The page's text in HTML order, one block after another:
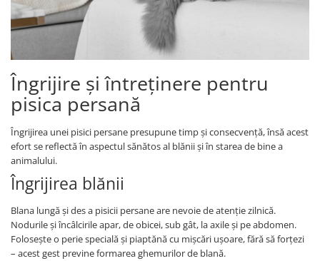
Îngrijire și întreținere pentru
pisica persană
Îngrijirea unei pisici persane presupune timp și consecvență, însă acest
efort se reflectă în aspectul sănătos al blănii și în starea de bine a
animalului.
Îngrijirea blănii
Blana lungă și des a pisicii persane are nevoie de atenție zilnică.
Nodurile și încâlcirile apar, de obicei, sub gât, la axile și pe abdomen.
Folosește o perie specială și piaptănă cu mișcări ușoare, fără să forțezi
– acest gest previne formarea ghemurilor de blană.